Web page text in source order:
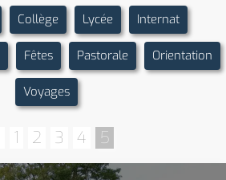
Collège Lycée Internat
Fêtes Pastorale Orientation
Voyages
1 2 3 4 5